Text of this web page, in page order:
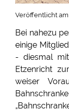
Veröffentlicht am
Bei nahezu
einige
- diesmal
Etzenricht
weiser